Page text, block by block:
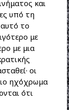
και
υπό τη
το
με
με μια
οι
ηχόχρωμα
ότι